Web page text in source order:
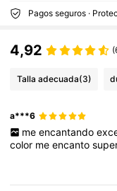
Pagos seguros ·
4,92
Talla adecuada(3)
a***6
me encantando
color meencanto